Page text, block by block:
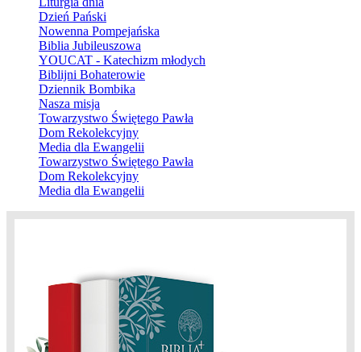
Dzień Pański
Nowenna Pompejańska
Biblia Jubileuszowa
YOUCAT - Katechizm młodych
Biblijni Bohaterowie
Dziennik Bombika
Nasza misja
Towarzystwo Świętego Pawła
Dom Rekolekcyjny
Media dla Ewangelii
Towarzystwo Świętego Pawła
Dom Rekolekcyjny
Media dla Ewangelii